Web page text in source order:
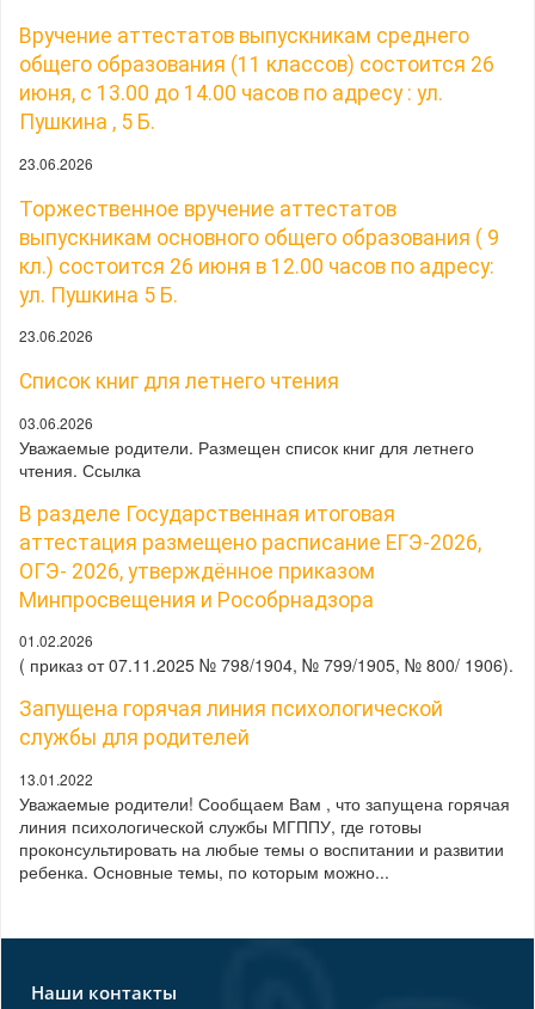
Вручение аттестатов выпускникам среднего
общего образования (11 классов) состоится 26
июня, с 13.00 до 14.00 часов по адресу : ул.
Пушкина , 5 Б.
23.06.2026
Торжественное вручение аттестатов
выпускникам основного общего образования ( 9
кл.) состоится 26 июня в 12.00 часов по адресу:
ул. Пушкина 5 Б.
23.06.2026
Список книг для летнего чтения
03.06.2026
Уважаемые родители. Размещен список книг для летнего
чтения. Ссылка
В разделе Государственная итоговая
аттестация размещено расписание ЕГЭ-2026,
ОГЭ- 2026, утверждённое приказом
Минпросвещения и Рособрнадзора
01.02.2026
( приказ от 07.11.2025 № 798/1904, № 799/1905, № 800/ 1906).
Запущена горячая линия психологической
службы для родителей
13.01.2022
Уважаемые родители! Сообщаем Вам , что запущена горячая
линия психологической службы МГППУ, где готовы
проконсультировать на любые темы о воспитании и развитии
ребенка. Основные темы, по которым можно...
Наши контакты